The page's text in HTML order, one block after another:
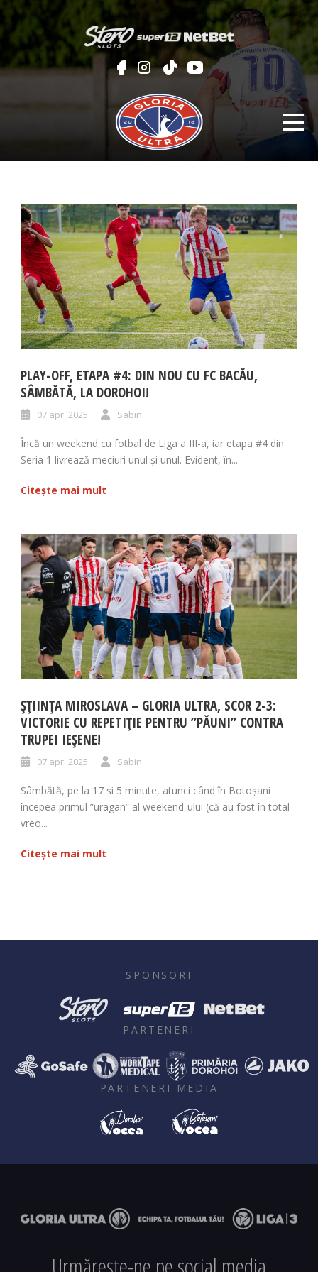
PLAY-OFF, ETAPA #4: DIN NOU CU FC BACĂU,
SÂMBĂTĂ, LA DOROHOI!
07 apr. 2025 Sabin
Încă un weekend cu fotbal de Liga a III-a, iar etapa #4 din
Seria 1 livrează meciuri unul și unul. Evident, în...
Citește mai mult
ȘȚIINȚA MIROSLAVA – GLORIA ULTRA, SCOR 2-3:
VICTORIE CU REPETIȚIE PENTRU ”PĂUNI” CONTRA
TRUPEI IEȘENE!
07 apr. 2025 Sabin
Sâmbătă, pe la 17 și 5 minute, atunci când în Botoșani
începea primul ”uragan” al weekend-ului (că au fost în total
vreo...
Citește mai mult
SPONSORI
PARTENERI
PARTENERI MEDIA
Urmărește-ne pe social media